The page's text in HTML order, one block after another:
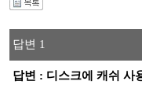
답변 1
답변 : 디스크에 캐쉬 사